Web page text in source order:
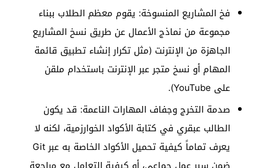
فخ المشاريع المنسوخة: يقوم معظم الطلاب ببناء
مجموعة من نماذج الأعمال عن طريق نسخ المشاريع
الجاهزة من الإنترنت (مثل تكرار إنشاء تطبيق قائمة
المهام أو نسخ متجر عبر الإنترنت باستخدام ملقن
على YouTube).
صدمة التخرج وجفاف المهارات الناعمة: قد يكون
الطالب عبقري في كتابة الأكواد الخوارزمية، لكنه لا
يعرف تماماً كيفية تحميل الأكواد الخاصة به عبر Git